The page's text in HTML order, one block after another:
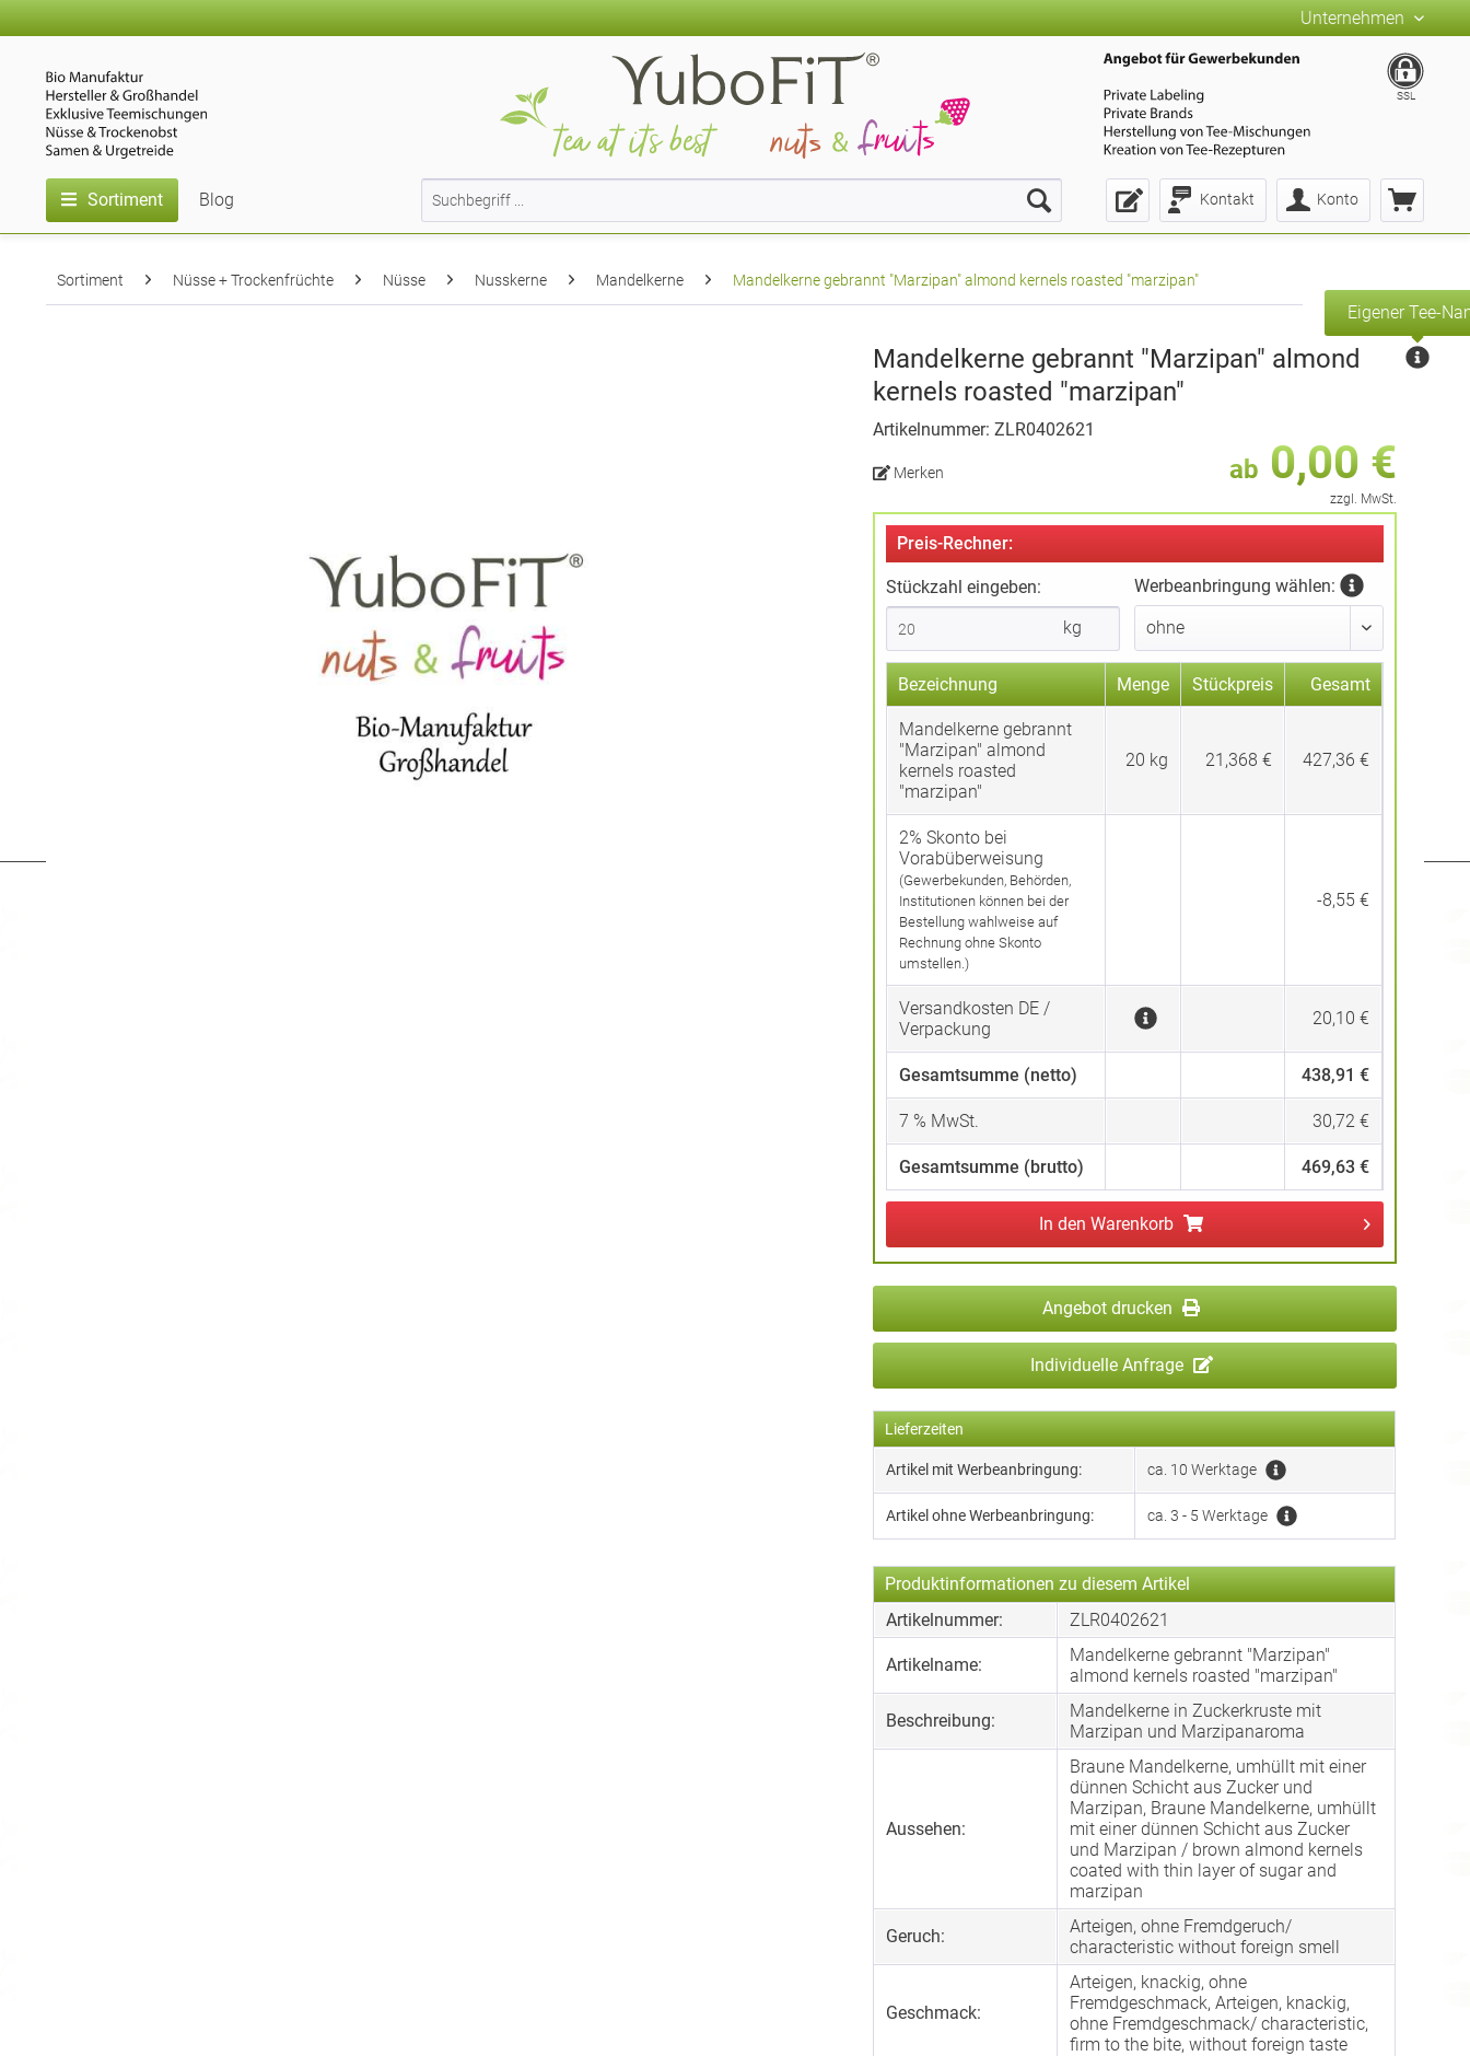
Unternehmen
Kontakt Konto
SSL
Sortiment Blog
Sortiment Nüsse + Trockenfrüchte Nüsse Nusskerne Mandelkerne Mandelkerne gebrannt "Marzipan" almond kernels roasted "marzipan"
Mandelkerne gebrannt "Marzipan" almond
kernels roasted "marzipan"
Eigener Tee-
Artikelnummer: ZLR0402621
ab 0,00 €
zzgl. MwSt.
Merken
Preis-Rechner:
Stückzahl eingeben:
kg
Werbeanbringung wählen:
Bezeichnung Menge Stückpreis Gesamt
Mandelkerne gebrannt
"Marzipan" almond
kernels roasted
"marzipan"
20 kg 21,368 € 427,36 €
2% Skonto bei
Vorabüberweisung
(Gewerbekunden, Behörden,
Institutionen können bei der
Bestellung wahlweise auf
Rechnung ohne Skonto
umstellen.)
-8,55 €
Versandkosten DE /
Verpackung
20,10 €
Gesamtsumme (netto) 438,91 €
7 % MwSt. 30,72 €
Gesamtsumme (brutto) 469,63 €
In den Warenkorb
Angebot drucken
Individuelle Anfrage
Lieferzeiten
Artikel mit Werbeanbringung: ca. 10 Werktage
Artikel ohne Werbeanbringung: ca. 3 - 5 Werktage
Produktinformationen zu diesem Artikel
Artikelnummer:
ZLR0402621
Artikelname:
Mandelkerne gebrannt "Marzipan"
almond kernels roasted "marzipan"
Beschreibung:
Mandelkerne in Zuckerkruste mit
Marzipan und Marzipanaroma
Aussehen:
Braune Mandelkerne, umhüllt mit einer
dünnen Schicht aus Zucker und
Marzipan, Braune Mandelkerne, umhüllt
mit einer dünnen Schicht aus Zucker
und Marzipan / brown almond kernels
coated with thin layer of sugar and
marzipan
Geruch:
Arteigen, ohne Fremdgeruch/
characteristic without foreign smell
Geschmack:
Arteigen, knackig, ohne
Fremdgeschmack, Arteigen, knackig,
ohne Fremdgeschmack/ characteristic,
firm to the bite, without foreign taste